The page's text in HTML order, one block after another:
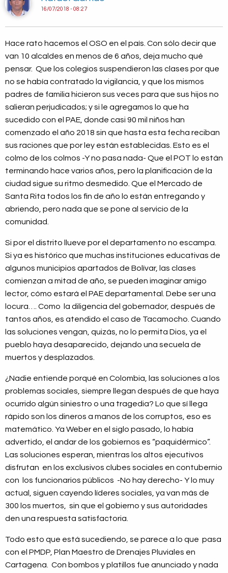
16/07/2018 - 08:27
Hace rato hacemos el OSO en el país. Con sólo decir que
van 10 alcaldes en menos de 6 años, deja mucho qué
pensar. Que los colegios suspendieron las clases por que
no se había contratado la vigilancia, y que los mismos
padres de familia hicieron sus veces para que sus hijos no
salieran perjudicados; y si le agregamos lo que ha
sucedido con el PAE, donde casi 90 mil niños han
comenzado el año 2018 sin que hasta esta fecha reciban
sus raciones que por ley están establecidas. Esto es el
colmo de los colmos -Y no pasa nada- Que el POT lo están
terminando hace varios años, pero la planificación de la
ciudad sigue su ritmo desmedido. Que el Mercado de
Santa Rita todos los fin de año lo están entregando y
abriendo, pero nada que se pone al servicio de la
comunidad.
Si por el distrito llueve por el departamento no escampa.
Si ya es histórico que muchas instituciones educativas de
algunos municipios apartados de Bolívar, las clases
comienzan a mitad de año, se pueden imaginar amigo
lector, cómo estará el PAE departamental. Debe ser una
locura…. Como la diligencia del gobernador, después de
tantos años, es atendido el caso de Tacamocho. Cuando
las soluciones vengan, quizás, no lo permita Dios, ya el
pueblo haya desaparecido, dejando una secuela de
muertos y desplazados.
¿Nadie entiende porqué en Colombia, las soluciones a los
problemas sociales, siempre llegan después de que haya
ocurrido algún siniestro o una tragedia? Lo que sí llega
rápido son los dineros a manos de los corruptos, eso es
matemático. Ya Weber en el siglo pasado, lo había
advertido, el andar de los gobiernos es “paquidérmico”.
Las soluciones esperan, mientras los altos ejecutivos
disfrutan en los exclusivos clubes sociales en contubernio
con los funcionarios públicos -No hay derecho- Y lo muy
actual, siguen cayendo líderes sociales, ya van más de
300 los muertos, sin que el gobierno y sus autoridades
den una respuesta satisfactoria.
Todo esto que está sucediendo, se parece a lo que pasa
con el PMDP, Plan Maestro de Drenajes Pluviales en
Cartagena. Con bombos y platillos fue anunciado y nada